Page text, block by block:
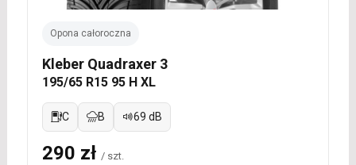
Opona całoroczna
Kleber Quadraxer 3
195/65 R15 95 H XL
C B 69 dB
290 zł / szt.